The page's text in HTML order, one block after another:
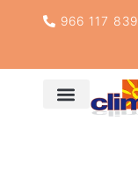
966 117 839